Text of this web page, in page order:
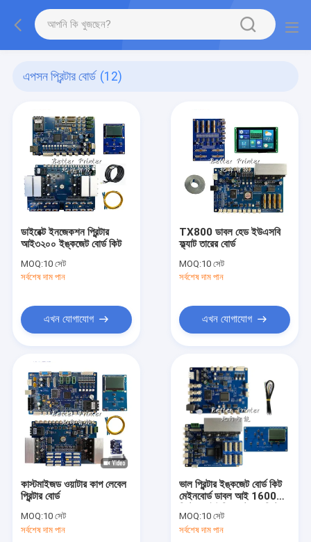
এপসন প্রিন্টার বোর্ড (12)
ডাইরেক্ট ইনজেকশন প্রিন্টার
আই৩২০০ ইঙ্কজেট বোর্ড কিট
MOQ:10 সেট
সর্বশেষ দাম পান
এখন যোগাযোগ
TX800 ডাবল হেড ইউএসবি
ফ্ল্যাট তারের বোর্ড
MOQ:10 সেট
সর্বশেষ দাম পান
এখন যোগাযোগ
কাস্টমাইজড ওয়াটার কাপ লেবেল
প্রিন্টার বোর্ড
MOQ:10 সেট
সর্বশেষ দাম পান
ভাল প্রিন্টার ইঙ্কজেট বোর্ড কিট
মেইনবোর্ড ডাবল আই 1600
হোয়াইট ইঙ্ক পাইরোগ্রাফি
প্রিন্টার
MOQ:10 সেট
সর্বশেষ দাম পান